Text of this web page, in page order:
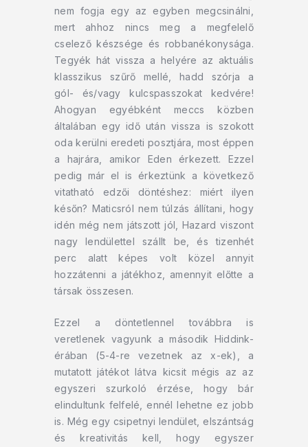
nem fogja egy az egyben megcsinálni,
mert ahhoz nincs meg a megfelelő
cselező készsége és robbanékonysága.
Tegyék hát vissza a helyére az aktuális
klasszikus szűrő mellé, hadd szórja a
gól- és/vagy kulcspasszokat kedvére!
Ahogyan egyébként meccs közben
általában egy idő után vissza is szokott
oda kerülni eredeti posztjára, most éppen
a hajrára, amikor Eden érkezett. Ezzel
pedig már el is érkeztünk a következő
vitatható edzői döntéshez: miért ilyen
későn? Maticsról nem túlzás állítani, hogy
idén még nem játszott jól, Hazard viszont
nagy lendülettel szállt be, és tizenhét
perc alatt képes volt közel annyit
hozzátenni a játékhoz, amennyit előtte a
társak összesen.
Ezzel a döntetlennel továbbra is
veretlenek vagyunk a második Hiddink-
érában (5-4-re vezetnek az x-ek), a
mutatott játékot látva kicsit mégis az az
egyszeri szurkoló érzése, hogy bár
elindultunk felfelé, ennél lehetne ez jobb
is. Még egy csipetnyi lendület, elszántság
és kreativitás kell, hogy egyszer